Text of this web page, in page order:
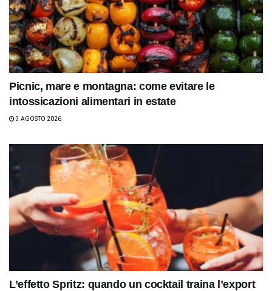
Picnic, mare e montagna: come evitare le
intossicazioni alimentari in estate
3 AGOSTO 2026
L’effetto Spritz: quando un cocktail traina l’export